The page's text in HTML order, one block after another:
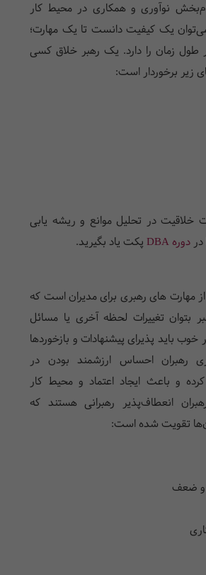
نوآوری و همکاری در محیط کار
یک کیفیت دانست تا یک مهارت؛
طول زمان را دارد. یک رهبر خلاق کسی
زیر برخوردار است:
خلاقیت در تحلیل موانع و ریشه یابی
دردوره DBA پکت یاد بگیرید.
مهارت های رهبری برای مدیران است که
بتوان تغییرات لحظه آخری یا مسائل
خوب باید پذیرای پیشنهادات و بازخوردها
رهبران احساس ارزشمند بودن در
و باعث ایجاد اعتماد و محیط کار
انعطاف‌پذیر رهبرانی هستند که
تقویت شده است:
ضعف